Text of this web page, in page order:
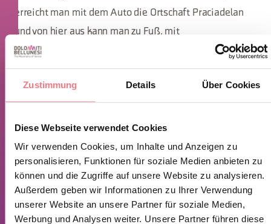
Zustimmung Details Über Cookies
Diese Webseite verwendet Cookies
Wir verwenden Cookies, um Inhalte und Anzeigen zu
personalisieren, Funktionen für soziale Medien anbieten zu
können und die Zugriffe auf unsere Website zu analysieren.
Außerdem geben wir Informationen zu Ihrer Verwendung
unserer Website an unsere Partner für soziale Medien,
Werbung und Analysen weiter. Unsere Partner führen diese
erreicht man mit dem Auto die Ortschaft Praciadelan
und von hier aus kann man zu Fuß, mit
Skitourenausrüstung oder mit Schneeschuhen
weitergehen.